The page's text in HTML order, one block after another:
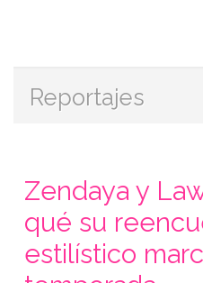
Reportajes
Zendaya y
qué su
estilístico